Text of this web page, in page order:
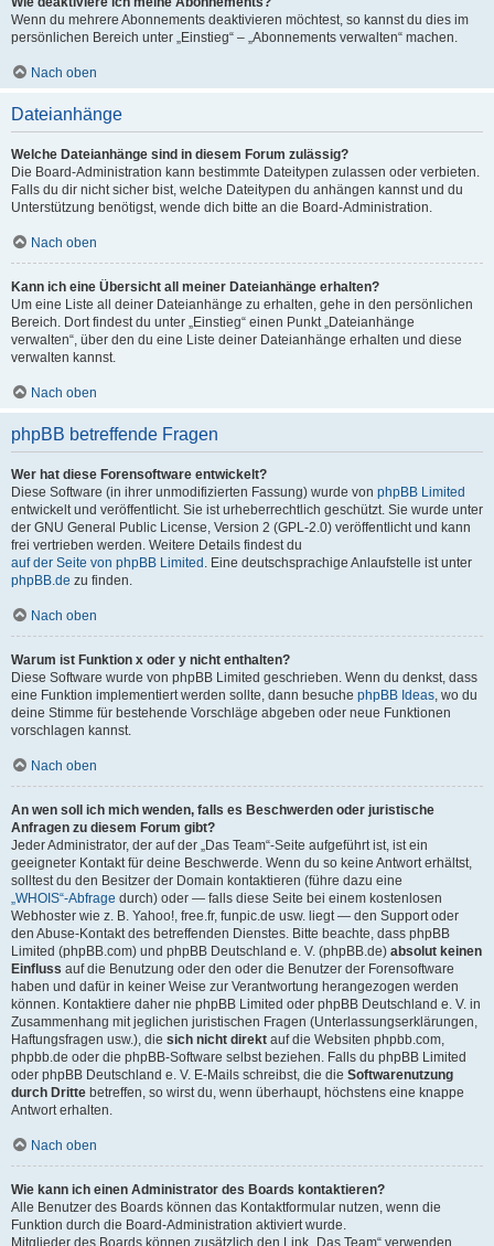
Wenn du mehrere Abonnements deaktivieren möchtest, so kannst du dies im
persönlichen Bereich unter „Einstieg“ – „Abonnements verwalten“ machen.
Nach oben
Dateianhänge
Welche Dateianhänge sind in diesem Forum zulässig?
Die Board-Administration kann bestimmte Dateitypen zulassen oder verbieten.
Falls du dir nicht sicher bist, welche Dateitypen du anhängen kannst und du
Unterstützung benötigst, wende dich bitte an die Board-Administration.
Nach oben
Kann ich eine Übersicht all meiner Dateianhänge erhalten?
Um eine Liste all deiner Dateianhänge zu erhalten, gehe in den persönlichen
Bereich. Dort findest du unter „Einstieg“ einen Punkt „Dateianhänge
verwalten“, über den du eine Liste deiner Dateianhänge erhalten und diese
verwalten kannst.
Nach oben
phpBB betreffende Fragen
Wer hat diese Forensoftware entwickelt?
Diese Software (in ihrer unmodifizierten Fassung) wurde von phpBB Limited
entwickelt und veröffentlicht. Sie ist urheberrechtlich geschützt. Sie wurde unter
der GNU General Public License, Version 2 (GPL-2.0) veröffentlicht und kann
frei vertrieben werden. Weitere Details findest du
auf der Seite von phpBB Limited . Eine deutschsprachige Anlaufstelle ist unter
phpBB.de zu finden.
Nach oben
Warum ist Funktion x oder y nicht enthalten?
Diese Software wurde von phpBB Limited geschrieben. Wenn du denkst, dass
eine Funktion implementiert werden sollte, dann besuche phpBB Ideas, wo du
deine Stimme für bestehende Vorschläge abgeben oder neue Funktionen
vorschlagen kannst.
Nach oben
An wen soll ich mich wenden, falls es Beschwerden oder juristische
Anfragen zu diesem Forum gibt?
Jeder Administrator, der auf der „Das Team“-Seite aufgeführt ist, ist ein
geeigneter Kontakt für deine Beschwerde. Wenn du so keine Antwort erhältst,
solltest du den Besitzer der Domain kontaktieren (führe dazu eine
„WHOIS“-Abfrage durch) oder — falls diese Seite bei einem kostenlosen
Webhoster wie z. B. Yahoo!, free.fr, funpic.de usw. liegt — den Support oder
den Abuse-Kontakt des betreffenden Dienstes. Bitte beachte, dass phpBB
Limited (phpBB.com) und phpBB Deutschland e. V. (phpBB.de) absolut keinen
Einfluss auf die Benutzung oder den oder die Benutzer der Forensoftware
haben und dafür in keiner Weise zur Verantwortung herangezogen werden
können. Kontaktiere daher nie phpBB Limited oder phpBB Deutschland e. V. in
Zusammenhang mit jeglichen juristischen Fragen (Unterlassungserklärungen,
Haftungsfragen usw.), die sich nicht direkt auf die Websiten phpbb.com,
phpbb.de oder die phpBB-Software selbst beziehen. Falls du phpBB Limited
oder phpBB Deutschland e. V. E-Mails schreibst, die die Softwarenutzung
durch Dritte betreffen, so wirst du, wenn überhaupt, höchstens eine knappe
Antwort erhalten.
Nach oben
Wie kann ich einen Administrator des Boards kontaktieren?
Alle Benutzer des Boards können das Kontaktformular nutzen, wenn die
Funktion durch die Board-Administration aktiviert wurde.
Mitglieder des Boards können zusätzlich den Link „Das Team“ verwenden.